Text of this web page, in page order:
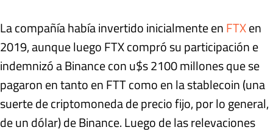
La compañía había invertido inicialmente enFTXen
2019, aunque luego FTX compró su participación e
indemnizó a Binance con u$s 2100 millones que se
pagaron en tanto en FTT como en la stablecoin (una
suerte de criptomoneda de precio fijo, por lo general,
de un dólar) de Binance. Luego de las relevaciones